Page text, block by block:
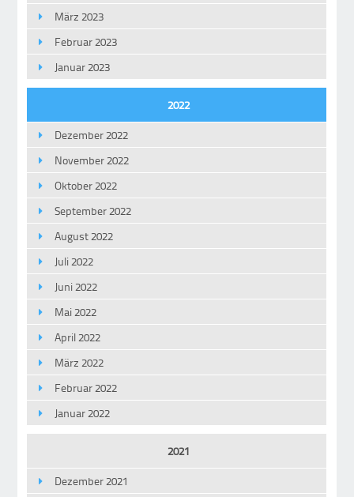
März 2023
Februar 2023
Januar 2023
2022
Dezember 2022
November 2022
Oktober 2022
September 2022
August 2022
Juli 2022
Juni 2022
Mai 2022
April 2022
März 2022
Februar 2022
Januar 2022
2021
Dezember 2021